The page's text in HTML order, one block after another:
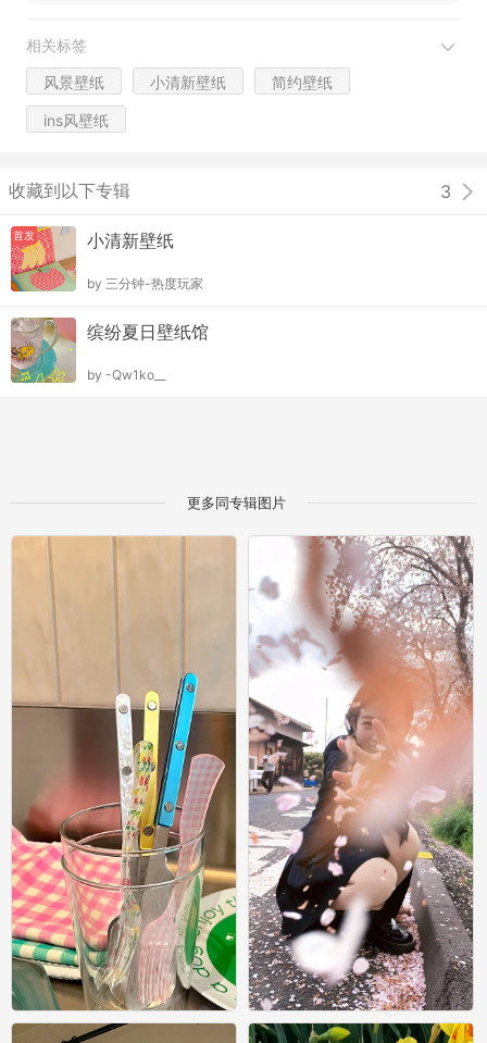
相关标签
风景壁纸 小清新壁纸 简约壁纸
ins风壁纸
收藏到以下专辑 3
首发 小清新壁纸
by 三分钟-热度玩家
缤纷夏日壁纸馆
by -Qw1ko__
更多同专辑图片
尝尝幸福 常常幸福｡ﾟ⁎· #小清新壁纸#
尝尝幸福 常常幸福｡ﾟ⁎· #小清新壁纸#